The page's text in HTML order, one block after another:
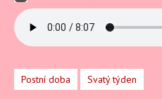
Postní doba Svatý týden